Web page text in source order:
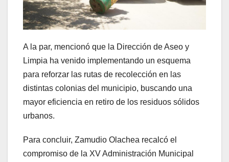
A la par, mencionó que la Dirección de Aseo y
Limpia ha venido implementando un esquema
para reforzar las rutas de recolección en las
distintas colonias del municipio, buscando una
mayor eficiencia en retiro de los residuos sólidos
urbanos.
Para concluir, Zamudio Olachea recalcó el
compromiso de la XV Administración Municipal